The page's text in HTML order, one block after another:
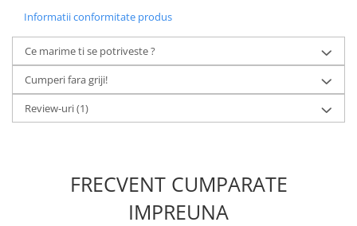
Informatii conformitate produs
Ce marime ti se potriveste ?
Cumperi fara griji!
Review-uri(1)
FRECVENT CUMPARATE
IMPREUNA